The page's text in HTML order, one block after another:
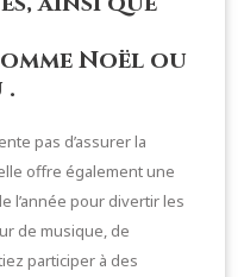
Noël ou
.
pas d’assurer la
offre également une
l’année pour divertir les
de musique, de
participer à des